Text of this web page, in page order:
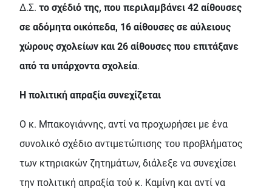
Δ.Σ. το σχέδιό της, που περιλαμβάνει 42 αίθουσες
σε αδόμητα οικόπεδα, 16 αίθουσες σε αύλειους
χώρους σχολείων και 26 αίθουσες που επιτάξανε
από τα υπάρχοντα σχολεία.
Η πολιτική απραξία συνεχίζεται
Ο κ. Μπακογιάννης, αντί να προχωρήσει με ένα
συνολικό σχέδιο αντιμετώπισης του προβλήματος
των κτηριακών ζητημάτων, διάλεξε να συνεχίσει
την πολιτική απραξία τού κ. Καμίνη και αντί να